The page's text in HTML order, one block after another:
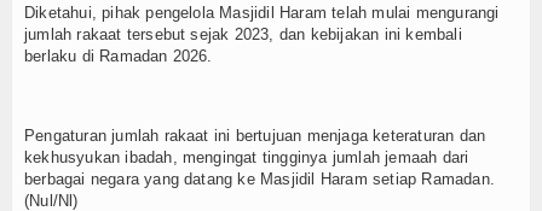
Diketahui, pihak pengelola Masjidil Haram telah mulai mengurangi
jumlah rakaat tersebut sejak 2023, dan kebijakan ini kembali
berlaku di Ramadan 2026.
Pengaturan jumlah rakaat ini bertujuan menjaga keteraturan dan
kekhusyukan ibadah, mengingat tingginya jumlah jemaah dari
berbagai negara yang datang ke Masjidil Haram setiap Ramadan.
(Nul/Nl)